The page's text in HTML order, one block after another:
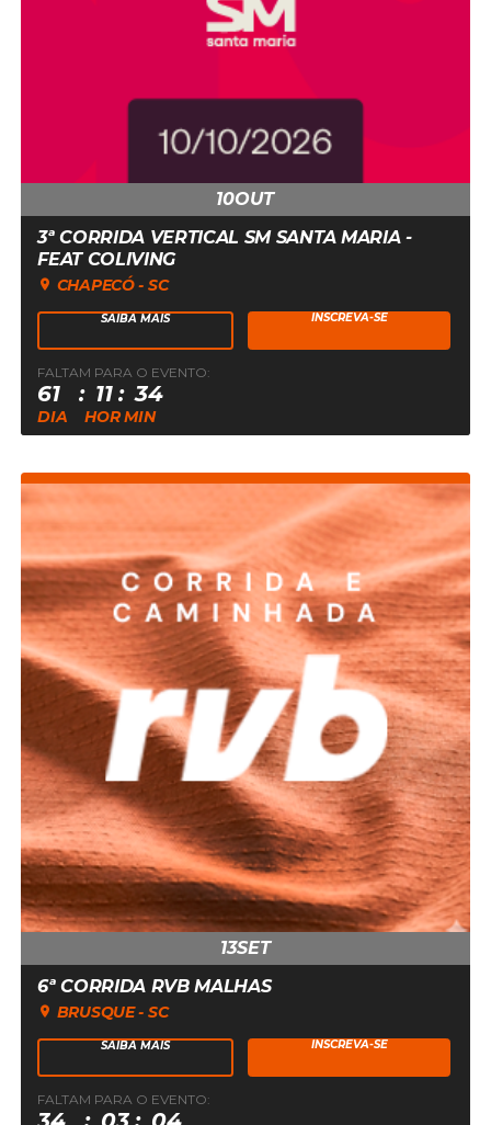
10OUT
3ª CORRIDA VERTICAL SM SANTA MARIA -
FEAT COLIVING
CHAPECÓ - SC
SAIBA MAIS INSCREVA-SE
FALTAM PARA O EVENTO:
10
DE
OUTUBRO
DE
ÀS
15:00:00
61
DIA
11
HOR
34
MIN
13SET
6ª CORRIDA RVB MALHAS
BRUSQUE - SC
SAIBA MAIS INSCREVA-SE
FALTAM PARA O EVENTO:
13